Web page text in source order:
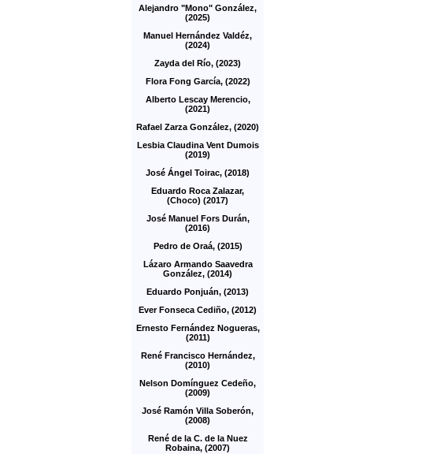
Alejandro "Mono" González,
(2025)
Manuel Hernández Valdéz,
(2024)
Zayda del Río, (2023)
Flora Fong García, (2022)
Alberto Lescay Merencio,
(2021)
Rafael Zarza González, (2020)
Lesbia Claudina Vent Dumois
(2019)
José Ángel Toirac, (2018)
Eduardo Roca Zalazar,
(Choco) (2017)
José Manuel Fors Durán,
(2016)
Pedro de Oraá, (2015)
Lázaro Armando Saavedra
González, (2014)
Eduardo Ponjuán, (2013)
Ever Fonseca Cediño, (2012)
Ernesto Fernández Nogueras,
(2011)
René Francisco Hernández,
(2010)
Nelson Domínguez Cedeño,
(2009)
José Ramón Villa Soberón,
(2008)
René de la C. de la Nuez
Robaina, (2007)